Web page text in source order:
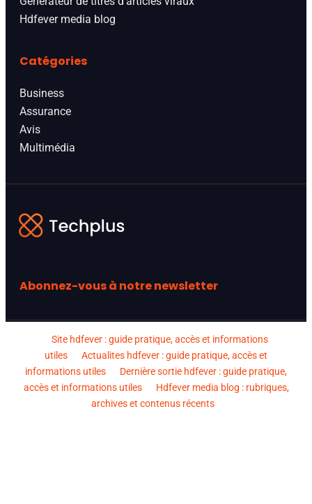
Hdfever media blog
Catégories
Business
Assurance
Avis
Multimédia
Abonnez-vous à notre newsletter
Site hdfever : guide pratique, accès et informations
utiles
Actualites hdfever : guide pratique, accès et
informations utiles
Dernière sortie hdfever : guide pratique,
accès et informations utiles
Hdfever media blog : rubriques,
archives et contenus récents